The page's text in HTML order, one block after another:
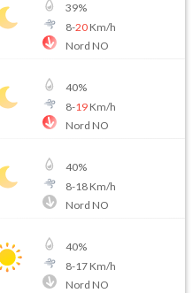
39%
8-20Km/h
Nord NO
40%
8-19Km/h
Nord NO
40%
8-18Km/h
Nord NO
40%
8-17Km/h
Nord NO